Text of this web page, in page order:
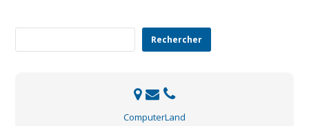
Rechercher
ComputerLand